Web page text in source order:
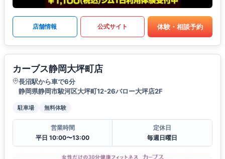
店舗情報 公式サイト 体験・相談予約
カーブス静岡大坪町店
長沼駅から車で6分
静岡県静岡市駿河区大坪町12-26バロー大坪店2F
駐車場 無料体験
営業時間
平日 10:00〜13:00
定休日
毎週日曜日